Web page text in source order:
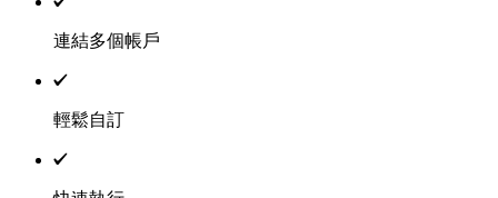
連結多個帳戶
輕鬆自訂